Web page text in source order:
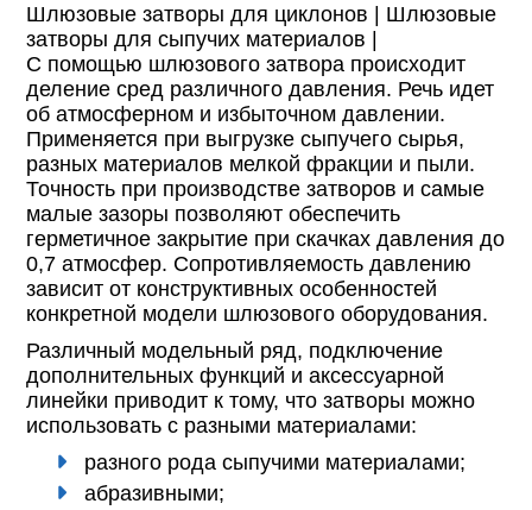
Шлюзовые затворы для циклонов | Шлюзовые
затворы для сыпучих материалов |
С помощью шлюзового затвора происходит
деление сред различного давления. Речь идет
об атмосферном и избыточном давлении.
Применяется при выгрузке сыпучего сырья,
разных материалов мелкой фракции и пыли.
Точность при производстве затворов и самые
малые зазоры позволяют обеспечить
герметичное закрытие при скачках давления до
0,7 атмосфер. Сопротивляемость давлению
зависит от конструктивных особенностей
конкретной модели шлюзового оборудования.
Различный модельный ряд, подключение
дополнительных функций и аксессуарной
линейки приводит к тому, что затворы можно
использовать с разными материалами:
разного рода сыпучими материалами;
абразивными;